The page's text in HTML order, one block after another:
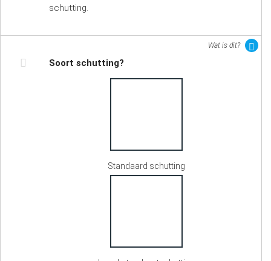
schutting.
Wat is dit?
Soort schutting?
Standaard schutting